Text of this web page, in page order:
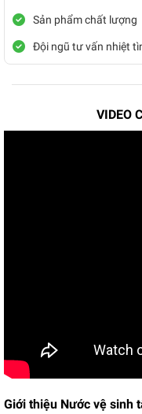
Sản phẩm chất lượng
Đội ngũ tư vấn nhiệt
VIDEO
Giới thiệu Nước vệ sinh